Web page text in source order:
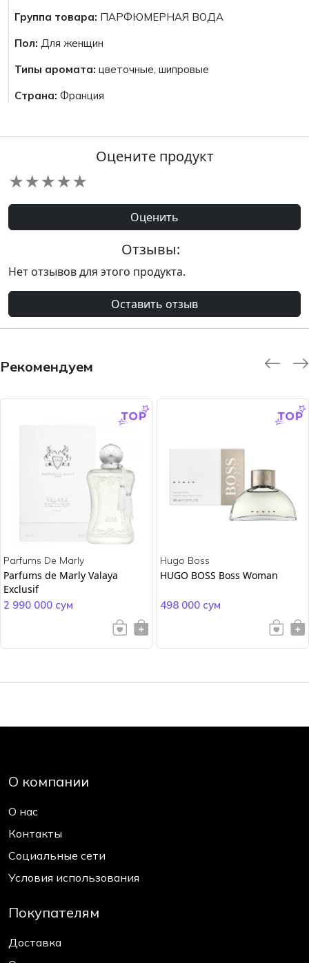
Группа товара: ПАРФЮМЕРНАЯ ВОДА
Пол: Для женщин
Типы аромата: цветочные, шипровые
Страна: Франция
Оцените продукт
★
★
★
★
★
Оценить
Отзывы:
Нет отзывов для этого продукта.
Оставить отзыв
Рекомендуем
Parfums De Marly
Parfums de Marly Valaya
Exclusif
2 990 000 сум
Hugo Boss
HUGO BOSS Boss Woman
498 000 сум
О компании
О нас
Контакты
Социальные сети
Условия использования
Покупателям
Доставка